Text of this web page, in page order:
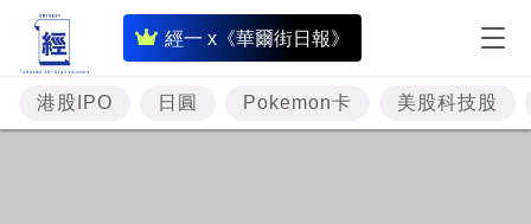
經一 x《華爾街日報》
即
時
財
經
港股IPO 日圓 Pokemon卡 美股科技股